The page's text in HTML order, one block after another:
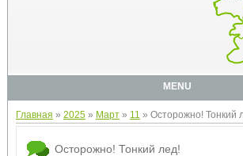
MENU
Главная » 2025 » Март » 11 » Осторожно! Тонкий
Осторожно! Тонкий лед!